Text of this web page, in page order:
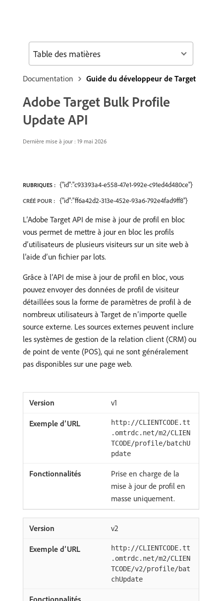
Documentation Guide du développeur de Target
Adobe Target Bulk Profile
Update API
Dernière mise à jour : 19 mai 2026
RUBRIQUES : {"id":"c93393a4-e558-47e1-992e-c91ed4d480ce"}
CRÉÉ POUR : {"id":"ff6a42d2-313e-452e-93a6-792e4fad9ff8"}
L’Adobe Target API de mise à jour de profil en bloc
vous permet de mettre à jour en bloc les profils
d’utilisateurs de plusieurs visiteurs sur un site web à
l’aide d’un fichier par lots.
Grâce à l’API de mise à jour de profil en bloc, vous
pouvez envoyer des données de profil de visiteur
détaillées sous la forme de paramètres de profil à de
nombreux utilisateurs à Target de n’importe quelle
source externe. Les sources externes peuvent inclure
les systèmes de gestion de la relation client (CRM) ou
de point de vente (POS), qui ne sont généralement
pas disponibles sur une page web.
v1
http://CLIENTCODE.tt
.omtrdc.net/m2/CLIEN
TCODE/profile/batchU
pdate
Prise en charge de la
mise à jour de profil en
masse uniquement.
v2
http://CLIENTCODE.tt
.omtrdc.net/m2/CLIEN
TCODE/v2/profile/bat
chUpdate
Table des matières